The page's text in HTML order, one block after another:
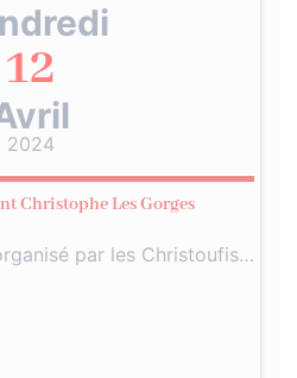
12
2024
Christophe Les Gorges
par les Christoufis…